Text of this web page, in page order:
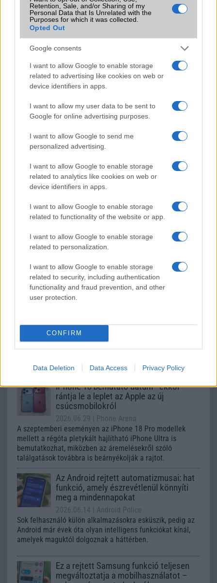
Retention, Sale, and/or Sharing of my
Personal Data that Is Unrelated with the
Purposes for which it was collected.
Opted Out
Google consents
I want to allow Google to enable storage
related to advertising like cookies on web or
device identifiers in apps.
I want to allow my user data to be sent to
Google for online advertising purposes.
I want to allow Google to send me
personalized advertising.
I want to allow Google to enable storage
related to analytics like cookies on web or
device identifiers in apps.
I want to allow Google to enable storage
related to functionality of the website or app.
I want to allow Google to enable storage
related to personalization.
I want to allow Google to enable storage
related to security, including authentication
functionality and fraud prevention, and other
user protection.
CONFIRM
Data Deletion Data Access Privacy Policy
Euro Gsm
Euro Gsm
Számos népszerű Samsung Galaxy
készülék kimarad a One UI 9
2026.06.30| Phone Arena
A One UI 9 érkezése új mesterséges intelligencia-
funkciókat és továbbfejlesztett kezelőfelületet hoz,
Galaxy készülék számára ez lesz az út vége.
iPhone 18 bemutató dátum - ekkor
rántja le a leplet az Apple az új
csúcsmobilokról
2026.06.29
| Phone Arena
A szeptemberi eseményen az iPhone 18 Pro modellek
mellett a régóta pletykált hajlítható iPhone Ultra is
bemutatkozhat, miközben az áremelésekről szóló
találgatások továbbra is beárnyékolják a rajtot.
Az Android rejtett automatizmusai: hat
funkció, amely észrevétlenül könnyíti
meg a mindennapokat
2026.06.14
| Android Police
Sok felhasználó külön alkalmazásokra esküszik, pedig az
Android már évek óta olyan intelligens funkciókat kínál,
amelyek maguktól dolgoznak a háttérben.
Ez a rejtett Samsung funkció teljesen
megváltoztatja a mobilhasználatot –